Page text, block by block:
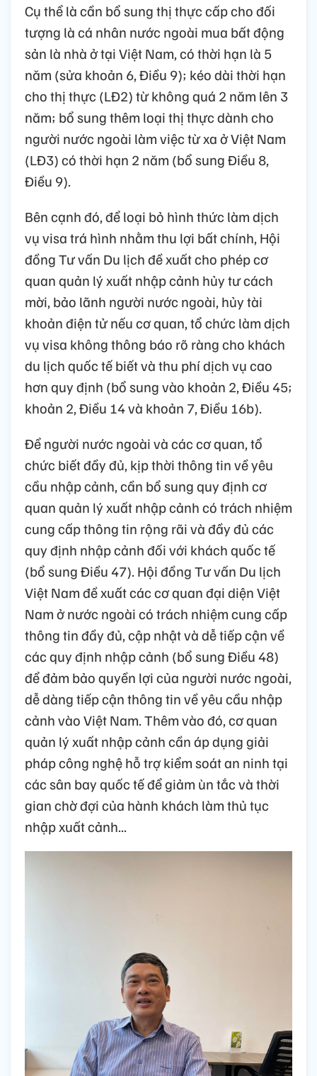
Cụ thể là cần bổ sung thị thực cấp cho đối
tượng là cá nhân nước ngoài mua bất động
sản là nhà ở tại Việt Nam, có thời hạn là 5
năm (sửa khoản 6, Điều 9); kéo dài thời hạn
cho thị thực (LĐ2) từ không quá 2 năm lên 3
năm; bổ sung thêm loại thị thực dành cho
người nước ngoài làm việc từ xa ở Việt Nam
(LĐ3) có thời hạn 2 năm (bổ sung Điều 8,
Điều 9).
Bên cạnh đó, để loại bỏ hình thức làm dịch
vụ visa trá hình nhằm thu lợi bất chính, Hội
đồng Tư vấn Du lịch đề xuất cho phép cơ
quan quản lý xuất nhập cảnh hủy tư cách
mời, bảo lãnh người nước ngoài, hủy tài
khoản điện tử nếu cơ quan, tổ chức làm dịch
vụ visa không thông báo rõ ràng cho khách
du lịch quốc tế biết và thu phí dịch vụ cao
hơn quy định (bổ sung vào khoản 2, Điều 45;
khoản 2, Điều 14 và khoản 7, Điều 16b).
Để người nước ngoài và các cơ quan, tổ
chức biết đầy đủ, kịp thời thông tin về yêu
cầu nhập cảnh, cần bổ sung quy định cơ
quan quản lý xuất nhập cảnh có trách nhiệm
cung cấp thông tin rộng rãi và đầy đủ các
quy định nhập cảnh đối với khách quốc tế
(bổ sung Điều 47). Hội đồng Tư vấn Du lịch
Việt Nam đề xuất các cơ quan đại diện Việt
Nam ở nước ngoài có trách nhiệm cung cấp
thông tin đầy đủ, cập nhật và dễ tiếp cận về
các quy định nhập cảnh (bổ sung Điều 48)
để đảm bảo quyền lợi của người nước ngoài,
dễ dàng tiếp cận thông tin về yêu cầu nhập
cảnh vào Việt Nam. Thêm vào đó, cơ quan
quản lý xuất nhập cảnh cần áp dụng giải
pháp công nghệ hỗ trợ kiểm soát an ninh tại
các sân bay quốc tế để giảm ùn tắc và thời
gian chờ đợi của hành khách làm thủ tục
nhập xuất cảnh...